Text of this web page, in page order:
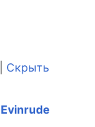
Скрыть
Evinrude